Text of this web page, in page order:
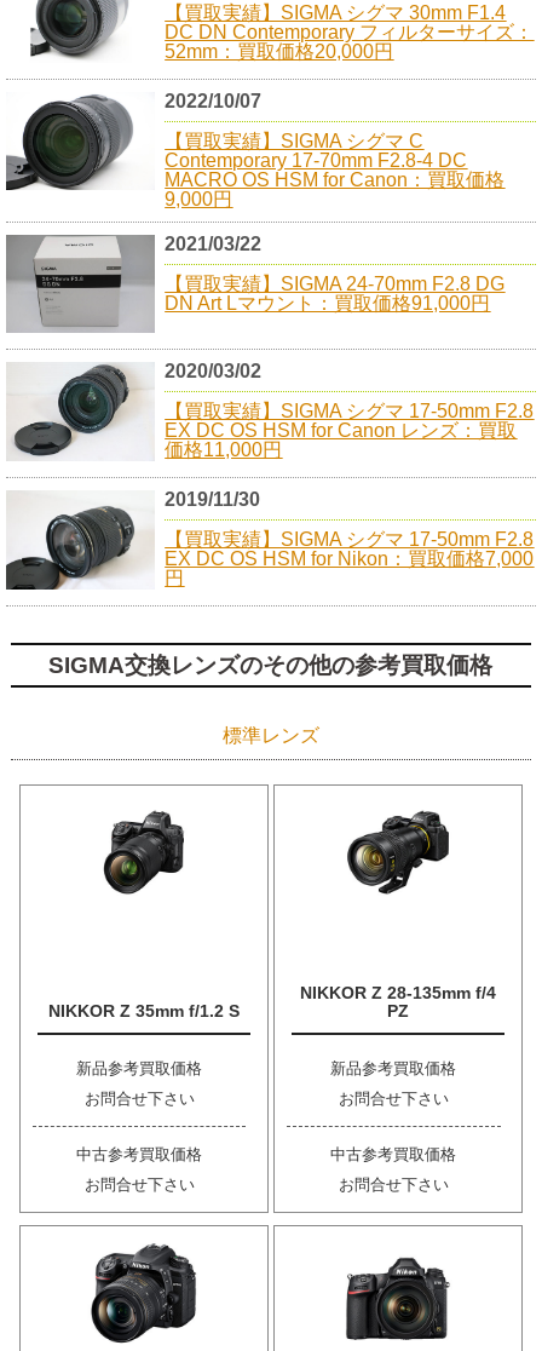
【買取実績】SIGMA シグマ 30mm F1.4
DC DN Contemporary フィルターサイズ：
52mm：買取価格20,000円
2022/10/07
【買取実績】SIGMA シグマ C
Contemporary 17-70mm F2.8-4 DC
MACRO OS HSM for Canon：買取価格
9,000円
2021/03/22
【買取実績】SIGMA 24-70mm F2.8 DG
DN Art Lマウント：買取価格91,000円
2020/03/02
【買取実績】SIGMA シグマ 17-50mm F2.8
EX DC OS HSM for Canon レンズ：買取
価格11,000円
2019/11/30
【買取実績】SIGMA シグマ 17-50mm F2.8
EX DC OS HSM for Nikon：買取価格7,000
円
SIGMA交換レンズのその他の参考買取価格
標準レンズ
NIKKOR Z 35mm f/1.2 S
新品参考買取価格
お問合せ下さい
中古参考買取価格
お問合せ下さい
NIKKOR Z 28-135mm f/4
PZ
新品参考買取価格
お問合せ下さい
中古参考買取価格
お問合せ下さい